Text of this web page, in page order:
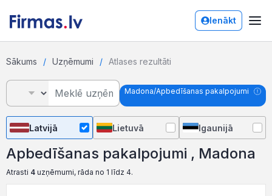
Ienākt
Sākums Uzņēmumi Atlases rezultāti
Madona/Apbedīšanas pakalpojumi
Latvijā Lietuvā Igaunijā
Apbedīšanas pakalpojumi , Madona
Atrasti 4 uzņēmumi, rāda no 1 līdz 4.